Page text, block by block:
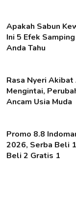
Apakah Sabun
Ini 5 Efek
Anda Tahu
Rasa Nyeri Akibat
Mengintai,
Ancam Usia Muda
Promo 8.8
2026, Serba Beli
Beli 2 Gratis 1